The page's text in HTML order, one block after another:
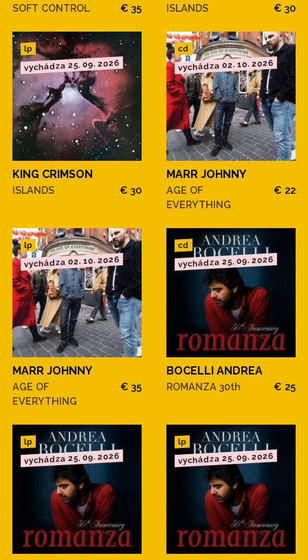
SOFT CONTROL € 35 ISLANDS € 30
lp
vychádza 25. 09. 2026
KING CRIMSON
ISLANDS € 30
cd
vychádza 02. 10. 2026
MARR JOHNNY
AGE OF
EVERYTHING
€ 22
lp
vychádza 02. 10. 2026
MARR JOHNNY
AGE OF
EVERYTHING
€ 35
cd
vychádza 25. 09. 2026
BOCELLI ANDREA
ROMANZA 30th € 25
lp
vychádza 25. 09. 2026
lp
vychádza 25. 09. 2026